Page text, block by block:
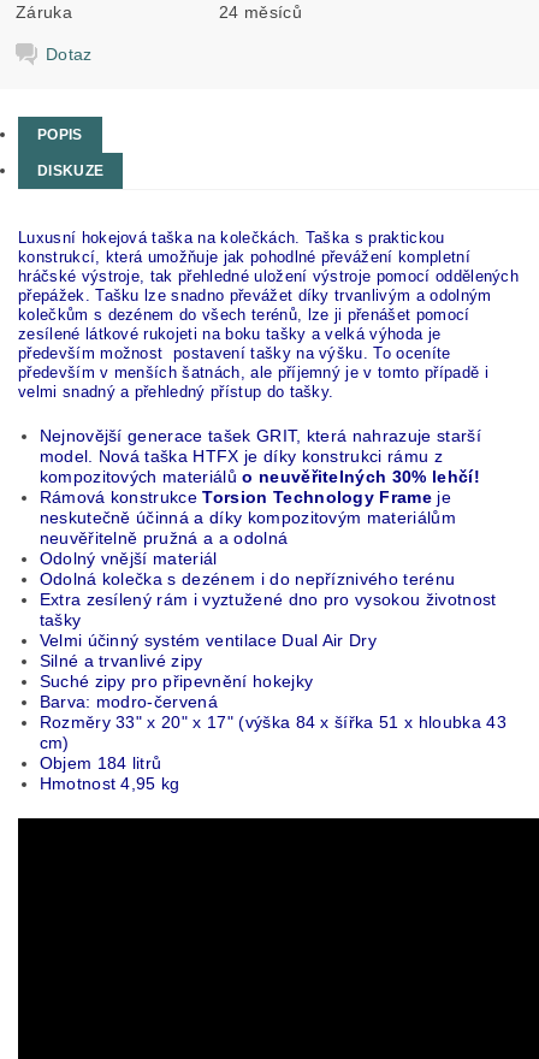
Záruka 24 měsíců
Dotaz
POPIS
DISKUZE
Luxusní hokejová taška na kolečkách. Taška s praktickou
konstrukcí, která umožňuje jak pohodlné převážení kompletní
hráčské výstroje, tak přehledné uložení výstroje pomocí oddělených
přepážek. Tašku lze snadno převážet díky trvanlivým a odolným
kolečkům s dezénem do všech terénů, lze ji přenášet pomocí
zesílené látkové rukojeti na boku tašky a velká výhoda je
především možnost postavení tašky na výšku. To oceníte
především v menších šatnách, ale příjemný je v tomto případě i
velmi snadný a přehledný přístup do tašky.
Nejnovější generace tašek GRIT, která nahrazuje starší
model. Nová taška HTFX je díky konstrukci rámu z
kompozitových materiálůo neuvěřitelných 30% lehčí!
Rámová konstrukce Torsion Technology Frame je
neskutečně účinná a díky kompozitovým materiálům
neuvěřitelně pružná a a odolná
Odolný vnější materiál
Odolná kolečka s dezénem i do nepříznivého terénu
Extra zesílený rám i vyztužené dno pro vysokou životnost
tašky
Velmi účinný systém ventilace Dual Air Dry
Silné a trvanlivé zipy
Suché zipy pro připevnění hokejky
Barva: modro-červená
Rozměry 33" x 20" x 17" (výška 84 x šířka 51 x hloubka 43
cm)
Objem 184 litrů
Hmotnost 4,95 kg